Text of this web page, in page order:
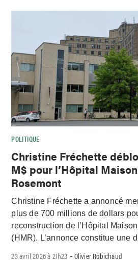
POLITIQUE
Christine Fréchette
M$ pour l’Hôpital
Rosemont
Christine Fréchette a annoncé
plus de 700 millions de dollars
reconstruction de l’Hôpital
(HMR). L’annonce constitue une
23 avril 2026 à 21h23 - Olivier Robichaud